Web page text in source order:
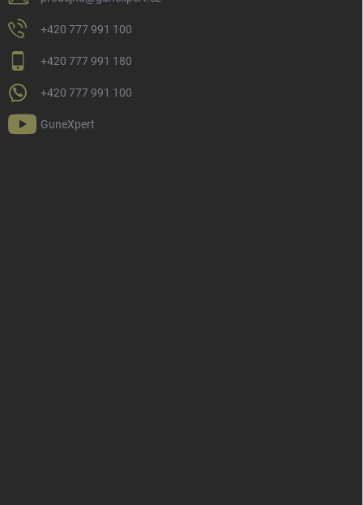
+420 777 991 100
+420 777 991 180
+420 777 991 100
GuneXpert